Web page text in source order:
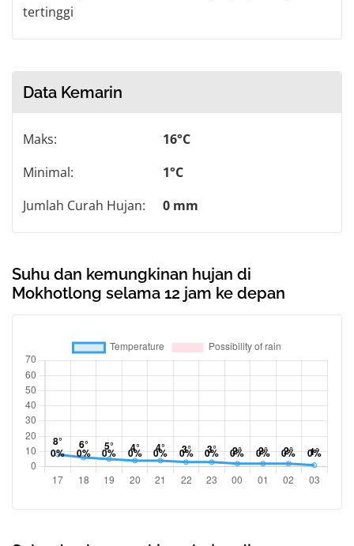
tertinggi
Data Kemarin
Maks:
16°C
Minimal:
1°C
Jumlah Curah Hujan:
0 mm
Suhu dan kemungkinan hujan di
Mokhotlong selama 12 jam ke depan